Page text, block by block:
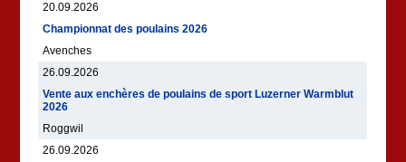
20.09.2026
Championnat des poulains 2026
Avenches
26.09.2026
Vente aux enchères de poulains de sport Luzerner Warmblut
2026
Roggwil
26.09.2026